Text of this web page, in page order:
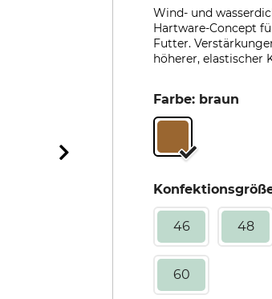
Wind- und
Hartware-Concept
Futter.
höherer, elastischer
Farbe: braun
46 48
60